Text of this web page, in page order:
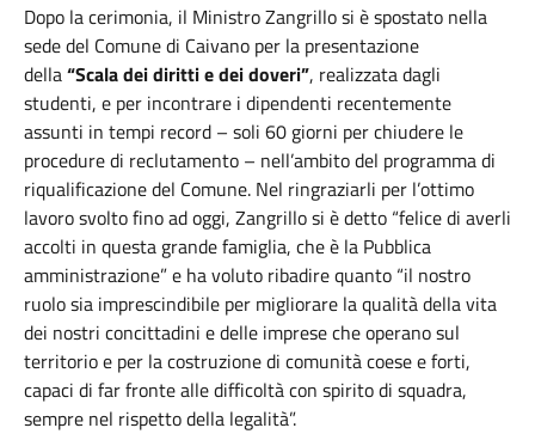
Dopo la cerimonia, il Ministro Zangrillo si è spostato nella
sede del Comune di Caivano per la presentazione
della“Scala dei diritti e dei doveri”, realizzata dagli
studenti, e per incontrare i dipendenti recentemente
assunti in tempi record – soli 60 giorni per chiudere le
procedure di reclutamento – nell’ambito del programma di
riqualificazione del Comune. Nel ringraziarli per l’ottimo
lavoro svolto fino ad oggi, Zangrillo si è detto “felice di averli
accolti in questa grande famiglia, che è la Pubblica
amministrazione” e ha voluto ribadire quanto “il nostro
ruolo sia imprescindibile per migliorare la qualità della vita
dei nostri concittadini e delle imprese che operano sul
territorio e per la costruzione di comunità coese e forti,
capaci di far fronte alle difficoltà con spirito di squadra,
sempre nel rispetto della legalità”.